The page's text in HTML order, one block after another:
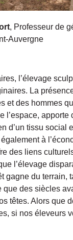
, Professeur de
Auvergne
l’élevage
La
et des hommes
l’espace,
d’un tissu social
à
des liens
l’élevage
gagne du terrain,
que des siècles
têtes. Alors que
si nos éleveurs